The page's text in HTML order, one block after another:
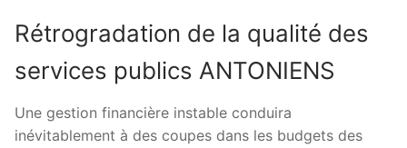
Rétrogradation de la qualité des
services publics ANTONIENS
Une gestion financière instable conduira
inévitablement à des coupes dans les budgets des